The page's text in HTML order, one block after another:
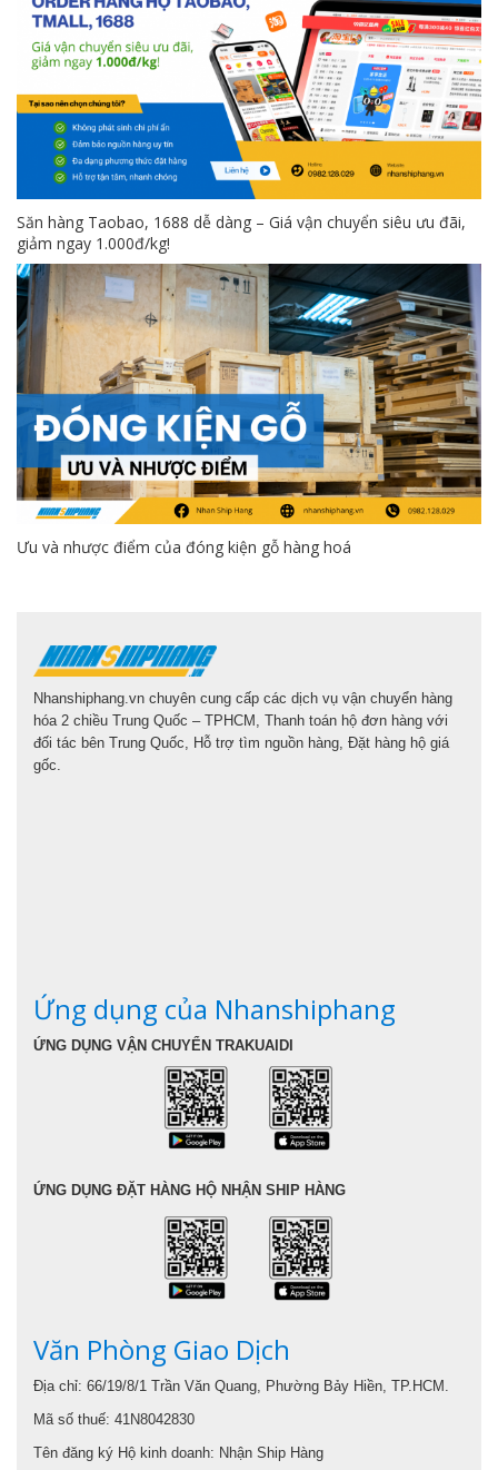
Săn hàng Taobao, 1688 dễ dàng – Giá vận chuyển siêu ưu đãi,
giảm ngay 1.000đ/kg!
Ưu và nhược điểm của đóng kiện gỗ hàng hoá
Nhanshiphang.vn chuyên cung cấp các dịch vụ vận chuyển hàng
hóa 2 chiều Trung Quốc – TPHCM, Thanh toán hộ đơn hàng với
đối tác bên Trung Quốc, Hỗ trợ tìm nguồn hàng, Đặt hàng hộ giá
gốc.
Ứng dụng của Nhanshiphang
ỨNG DỤNG VẬN CHUYỂN TRAKUAIDI
ỨNG DỤNG ĐẶT HÀNG HỘ NHẬN SHIP HÀNG
Văn Phòng Giao Dịch
Địa chỉ: 66/19/8/1 Trần Văn Quang, Phường Bảy Hiền, TP.HCM.
Mã số thuế: 41N8042830
Tên đăng ký Hộ kinh doanh: Nhận Ship Hàng